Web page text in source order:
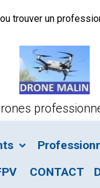
trouver un
CONTACT